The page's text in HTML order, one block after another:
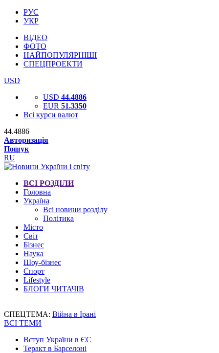
РУС
УКР
ВІДЕО
ФОТО
НАЙПОПУЛЯРНІШІ
СПЕЦПРОЕКТИ
USD
USD 44.4886
EUR 51.3350
Всі курси валют
44.4886
Авторизація
Пошук
RU
ВСІ РОЗДІЛИ
Головна
Україна
Всі новини розділу
Політика
Місто
Світ
Бізнес
Наука
Шоу-бізнес
Спорт
Lifestyle
БЛОГИ ЧИТАЧІВ
СПЕЦТЕМА: Війна в Ірані
ВСІ ТЕМИ
Вступ України в ЄС
Теракт в Барселоні